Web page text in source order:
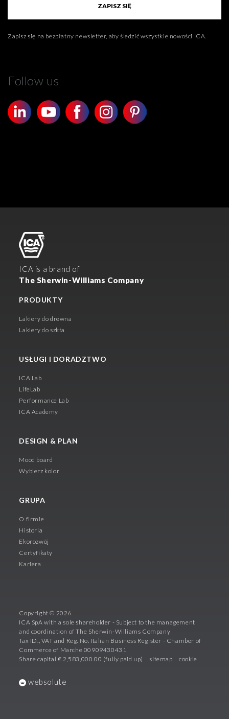
ZAPISZ SIĘ
Zapisz się na bezpłatny newsletter, aby śledzić wszystkie nowości ICA.
Follow us
ICA is a brand of
The Sherwin-Williams Company
PRODUKTY
Lakiery do drewna
Lakiery do szkła
USŁUGI I DORADZTWO
ICA Lab
LifeLab
Performance Lab
ICA Academy
DESIGN & PLAN
Mood board
Wybierz kolor
GRUPA
O firmie
Historia
Ekorozwój
Certyfikaty
Kariera
Copyright © 2026
ICA SpA with a sole shareholder - Subject to the management
and coordination of The Sherwin-Williams Company
Tax ID., VAT and Reg. No. Italian Business Register - Chamber of
Commerce of Marche 00909430431
Share capital € 2,583,000.00 (fully paid up)
sitemap cookie
websolute